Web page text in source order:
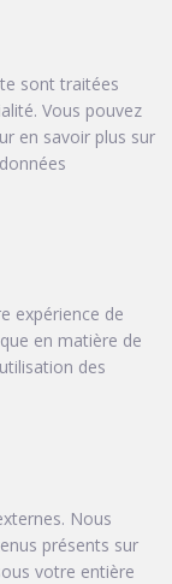
sont traitées
Vous pouvez
en savoir plus sur
expérience de
en matière de
des
Nous
présents sur
votre entière